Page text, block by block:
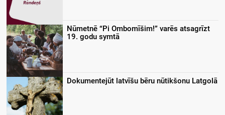
Nūmetnē “Pi Ombomīšim!” varēs atsagrīzt
19. godu symtā
Dokumentejūt latvīšu bēru nūtikšonu Latgolā